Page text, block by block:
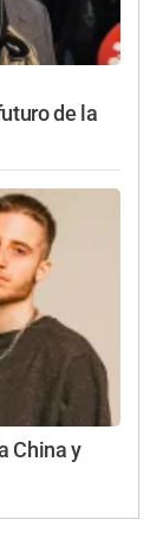
de la
China y